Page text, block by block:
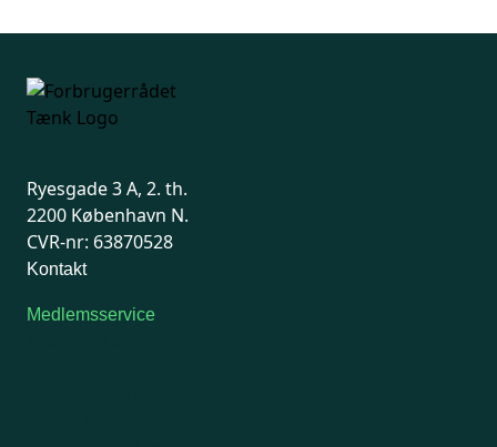
Ryesgade 3 A, 2. th.
2200 København N.
CVR-nr: 63870528
Kontakt
Medlemsservice